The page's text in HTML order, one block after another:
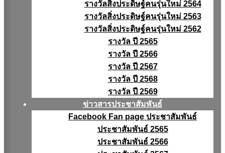
รางวัลสิ่งประดิษฐ์คนรุ่นใหม่ 2564
รางวัลสิ่งประดิษฐ์คนรุ่นใหม่ 2563
รางวัลสิ่งประดิษฐ์คนรุ่นใหม่ 2562
รางวัล ปี 2565
รางวัล ปี 2566
รางวัล ปี 2567
รางวัล ปี 2568
รางวัล ปี 2569
ข่าวสารประชาสัมพันธ์
Facebook Fan page ประชาสัมพันธ์
ประชาสัมพันธ์ 2565
ประชาสัมพันธ์ 2566